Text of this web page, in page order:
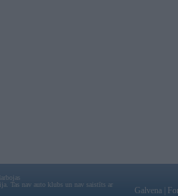
Tas nav auto klubs un nav saistīts ar
Galvena